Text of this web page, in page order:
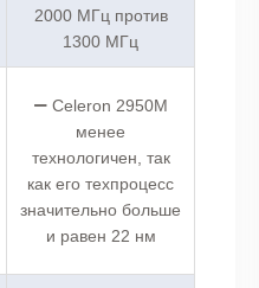
2000 МГц против
1300 МГц
Celeron 2950M
менее
технологичен, так
как его техпроцесс
значительно больше
и равен 22 нм